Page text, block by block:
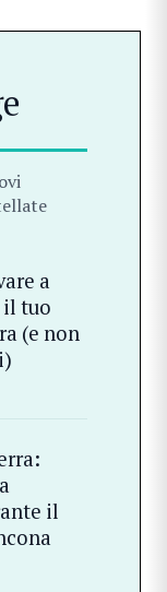
a
il tuo
(e non
il